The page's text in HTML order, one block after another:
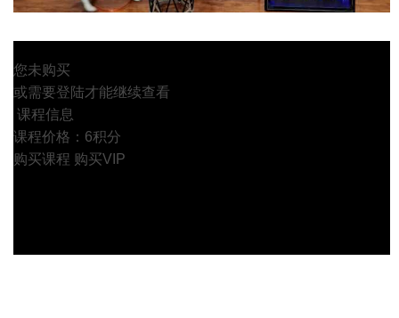
您未购买
或需要登陆才能继续查看
课程信息
课程价格：6积分
购买课程 购买VIP